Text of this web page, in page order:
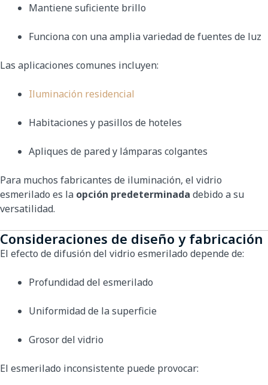
Mantiene suficiente brillo
Funciona con una amplia variedad de fuentes de luz
Las aplicaciones comunes incluyen:
Iluminación residencial
Habitaciones y pasillos de hoteles
Apliques de pared y lámparas colgantes
Para muchos fabricantes de iluminación, el vidrio
esmerilado es la opción predeterminada debido a su
versatilidad.
Consideraciones de diseño y fabricación
El efecto de difusión del vidrio esmerilado depende de:
Profundidad del esmerilado
Uniformidad de la superficie
Grosor del vidrio
El esmerilado inconsistente puede provocar: